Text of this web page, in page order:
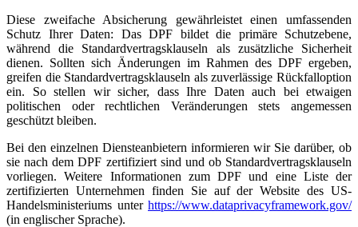
Diese zweifache Absicherung gewährleistet einen umfassenden
Schutz Ihrer Daten: Das DPF bildet die primäre Schutzebene,
während die Standardvertragsklauseln als zusätzliche Sicherheit
dienen. Sollten sich Änderungen im Rahmen des DPF ergeben,
greifen die Standardvertragsklauseln als zuverlässige Rückfalloption
ein. So stellen wir sicher, dass Ihre Daten auch bei etwaigen
politischen oder rechtlichen Veränderungen stets angemessen
geschützt bleiben.
Bei den einzelnen Diensteanbietern informieren wir Sie darüber, ob
sie nach dem DPF zertifiziert sind und ob Standardvertragsklauseln
vorliegen. Weitere Informationen zum DPF und eine Liste der
zertifizierten Unternehmen finden Sie auf der Website des US-
Handelsministeriums unter https://www.dataprivacyframework.gov/
(in englischer Sprache).